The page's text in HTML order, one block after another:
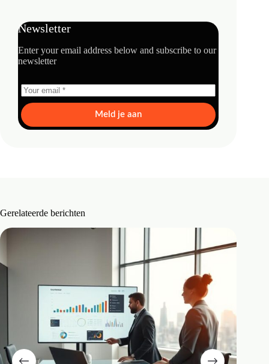
Newsletter
Enter your email address below and subscribe to our
newsletter
Meld je aan
Gerelateerde berichten